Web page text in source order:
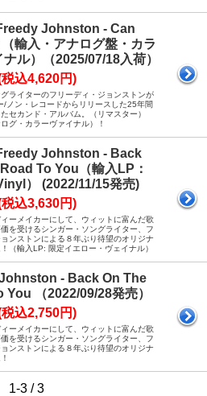
Johnston - Can
輸入・アナログ盤・カラ
ル）（2025/07/18入荷）
込4,620円)
ライターのフリーディ・ジョンストンが
/ノン・レコードからリリースした25年間
セカンド・アルバム。（リマスター）
ログ・カラーヴァイナル）！
Johnston - Back
To You（輸入LP：
） (2022/11/15発売)
込3,630円)
ーメイカーにして、ウィットに富んだ歌
を受けるシンガー・ソングライター、フ
ンストンによる８年ぶり待望のオリジナ
（輸入LP: 限定イエロー・ヴェイナル）
- Back On The
You （2022/09/28発売）
込2,750円)
ーメイカーにして、ウィットに富んだ歌
を受けるシンガー・ソングライター、フ
ンストンによる８年ぶり待望のオリジナ
1-3 / 3